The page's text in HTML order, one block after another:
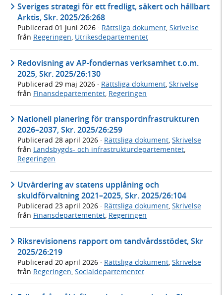
Sveriges strategi för ett fredligt, säkert och hållbart
Arktis, Skr. 2025/26:268
Publicerad 01 juni 2026 · Rättsliga dokument, Skrivelse
från Regeringen, Utrikesdepartementet
Redovisning av AP-fondernas verksamhet t.o.m.
2025, Skr. 2025/26:130
Publicerad 29 maj 2026 · Rättsliga dokument Skrivelse
från Finansdepartementet Regeringen
Nationell planering för transportinfrastrukturen
2026–2037, Skr. 2025/26:259
Publicerad 28 april 2026 · Rättsliga dokument, Skrivelse
från Landsbygds- och infrastrukturdepartementet,
Regeringen
Utvärdering av statens upplåning och
skuldförvaltning 2021–2025, Skr. 2025/26:104
Publicerad 23 april 2026 · Rättsliga dokument, Skrivelse
från Finansdepartementet, Regeringen
Riksrevisionens rapport om tandvårdsstödet, Skr
2025/26:219
Publicerad 20 april 2026 · Rättsliga dokument Skrivelse
från Regeringen Socialdepartementet